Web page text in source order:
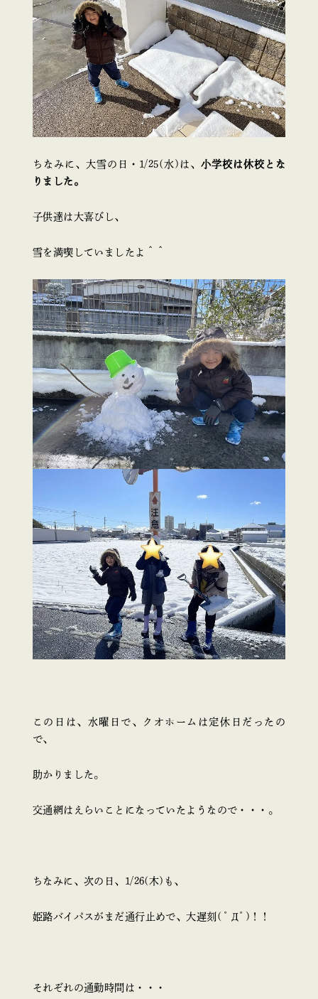
ちなみに、大雪の日・1/25(水)は、 小学校は休校とな
りました。
子供達は大喜びし、
雪を満喫していましたよ＾＾
この日は、水曜日で、クオホームは定休日だったの
で、
助かりました。
交通網はえらいことになっていたようなので・・・。
ちなみに、次の日、1/26(木)も、
姫路バイパスがまだ通行止めで、大遅刻( ﾟДﾟ)！！
それぞれの通勤時間は・・・